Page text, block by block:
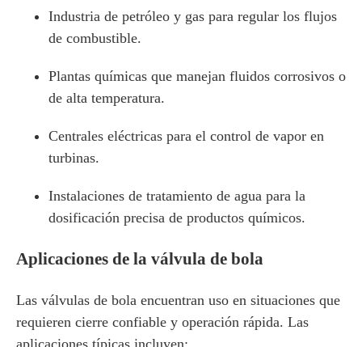
Industria de petróleo y gas para regular los flujos
de combustible.
Plantas químicas que manejan fluidos corrosivos o
de alta temperatura.
Centrales eléctricas para el control de vapor en
turbinas.
Instalaciones de tratamiento de agua para la
dosificación precisa de productos químicos.
Aplicaciones de la válvula de bola
Las válvulas de bola encuentran uso en situaciones que
requieren cierre confiable y operación rápida. Las
aplicaciones típicas incluyen: